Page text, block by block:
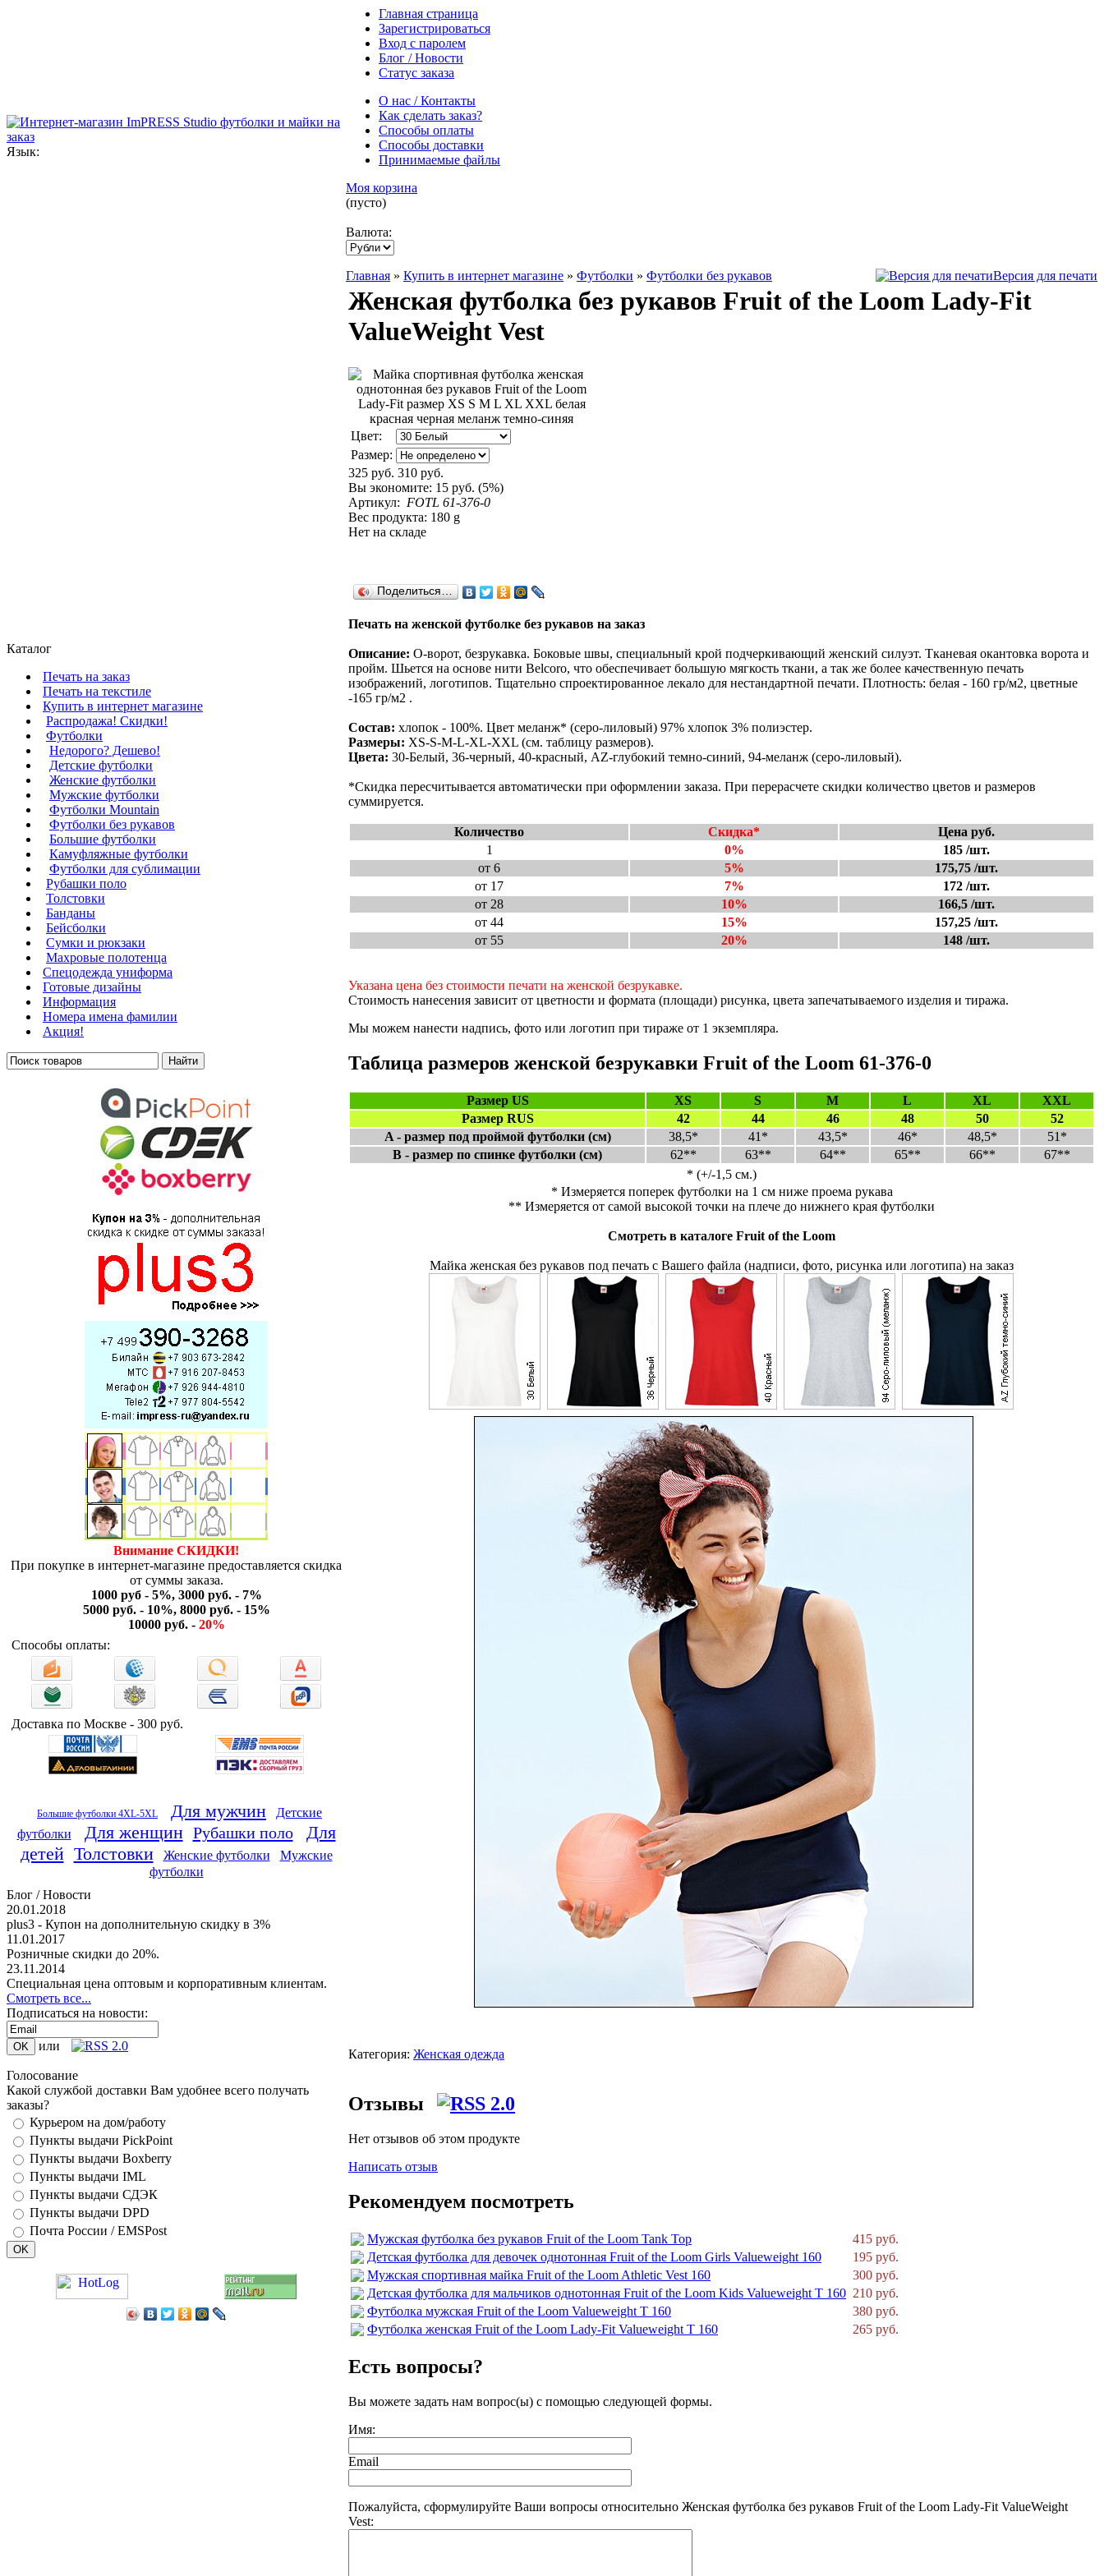
Язык:
Главная страница
Зарегистрироваться
Вход с паролем
Блог / Новости
Статус заказа
О нас / Контакты
Как сделать заказ?
Способы оплаты
Способы доставки
Принимаемые файлы
Моя корзина
(пусто)
Валюта:
Каталог
Печать на заказ
Печать на текстиле
Купить в интернет магазине
Распродажа! Скидки!
Футболки
Недорого? Дешево!
Детские футболки
Женские футболки
Мужские футболки
Футболки Mountain
Футболки без рукавов
Большие футболки
Камуфляжные футболки
Футболки для сублимации
Рубашки поло
Толстовки
Банданы
Бейсболки
Сумки и рюкзаки
Махровые полотенца
Cпецодежда униформа
Готовые дизайны
Информация
Номера имена фамилии
Акция!
Внимание СКИДКИ!
При покупке в интернет-магазине предоставляется скидка
от суммы заказа.
1000 руб - 5%, 3000 руб. - 7%
5000 руб. - 10%, 8000 руб. - 15%
10000 руб. - 20%
Способы оплаты:
Доставка по Москве - 300 руб.
Большие футболки 4XL-5XL Для мужчин
Детские
футболки
Для женщин Рубашки поло
Для
детей Толстовки Женские футболки
Мужские
футболки
Блог / Новости
20.01.2018
plus3 - Купон на дополнительную скидку в 3%
11.01.2017
Розничные скидки до 20%.
23.11.2014
Специальная цена оптовым и корпоративным клиентам.
Смотреть все...
Подписаться на новости:
или
Голосование
Какой службой доставки Вам удобнее всего получать
заказы?
Курьером на дом/работу
Пункты выдачи PickPoint
Пункты выдачи Boxberry
Пункты выдачи IML
Пункты выдачи СДЭК
Пункты выдачи DPD
Почта России / EMSPost
Главная » Купить в интернет магазине » Футболки » Футболки без рукавов Версия для печати
Женская футболка без рукавов Fruit of the Loom Lady-Fit
ValueWeight Vest
Цвет:
Размер:
325 руб. 310 руб.
Вы экономите: 15 руб. (5%)
Артикул: FOTL 61-376-0
Вес продукта: 180 g
Нет на складе
Поделиться…
Печать на женской футболке без рукавов на заказ
Описание: O-ворот, безрукавка. Боковые швы, специальный крой подчеркивающий женский силуэт. Тканевая окантовка ворота и
пройм. Шьется на основе нити Belcoro, что обеспечивает большую мягкость ткани, а так же более качественную печать
изображений, логотипов. Тщательно спроектированное лекало для нестандартной печати. Плотность: белая - 160 гр/м2, цветные
-165 гр/м2 .
Состав: хлопок - 100%. Цвет меланж* (серо-лиловый) 97% хлопок 3% полиэстер.
Размеры: XS-S-M-L-XL-XXL (см. таблицу размеров).
Цвета: 30-Белый, 36-черный, 40-красный, AZ-глубокий темно-синий, 94-меланж (серо-лиловый).
*Скидка пересчитывается автоматически при оформлении заказа. При перерасчете скидки количество цветов и размеров
суммируется.
Количество Скидка*
Цена руб.
1
0%
185 /шт.
от 6
5%
175,75 /шт.
от 17
7%
172 /шт.
от 28
10%
166,5 /шт.
от 44
15%
157,25 /шт.
от 55
20% 148 /шт.
Указана цена без стоимости печати на женской безрукавке.
Стоимость нанесения зависит от цветности и формата (площади) рисунка, цвета запечатываемого изделия и тиража.
Мы можем нанести надпись, фото или логотип при тираже от 1 экземпляра.
Таблица размеров женской безрукавки Fruit of the Loom 61-376-0
Размер US XS S M L XL
XXL
Размер RUS
42 44 46 48 50
52
A - размер под проймой футболки (см)
38,5* 41* 43,5* 46* 48,5*
51*
B - размер по спинке футболки (см)
62** 63** 64** 65** 66**
67**
* (+/-1,5 см.)
* Измеряется поперек футболки на 1 см ниже проема рукава
** Измеряется от самой высокой точки на плече до нижнего края футболки
Смотреть в каталоге Fruit of the Loom
Майка женская без рукавов под печать с Вашего файла (надписи, фото, рисунка или логотипа) на заказ
Категория: Женская одежда
Отзывы
Нет отзывов об этом продукте
Написать отзыв
Рекомендуем посмотреть
Мужская футболка без рукавов Fruit of the Loom Tank Top
415 руб.
Детская футболка для девочек однотонная Fruit of the Loom Girls Valueweight 160
195 руб.
Мужская спортивная майка Fruit of the Loom Athletic Vest 160
300 руб.
Детская футболка для мальчиков однотонная Fruit of the Loom Kids Valueweight T 160 210 руб.
Футболка мужская Fruit of the Loom Valueweight T 160
380 руб.
Футболка женская Fruit of the Loom Lady-Fit Valueweight T 160
265 руб.
Есть вопросы?
Вы можете задать нам вопрос(ы) с помощью следующей формы.
Имя:
Email
Пожалуйста, сформулируйте Ваши вопросы относительно Женская футболка без рукавов Fruit of the Loom Lady-Fit ValueWeight
Vest: